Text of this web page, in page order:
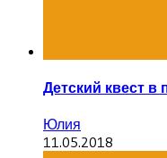
Детский квест в
Юлия
11.05.2018